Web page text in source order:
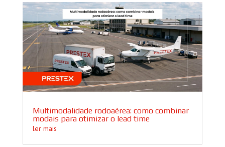
Multimodalidade rodoaérea: como combinar
modais para otimizar o lead time
ler mais